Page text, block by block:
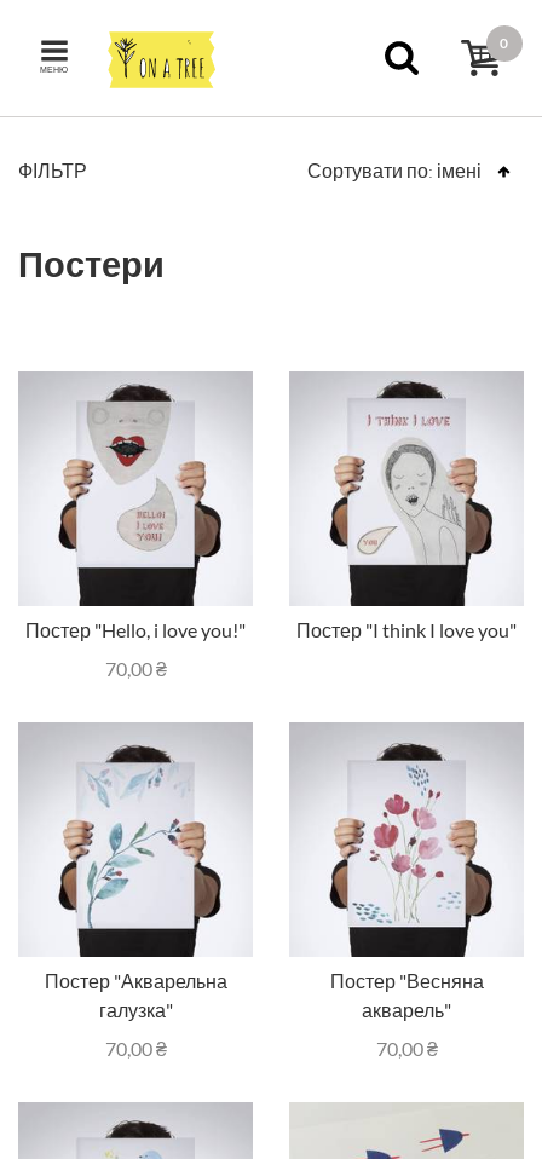
МЕНЮ
0
ФІЛЬТР Сортувати по: імені
Постери
Постер "Hello, i love you!"
70,00₴
Постер "I think I love you"
Постер "Акварельна
галузка"
70,00₴
Постер "Весняна
акварель"
70,00₴